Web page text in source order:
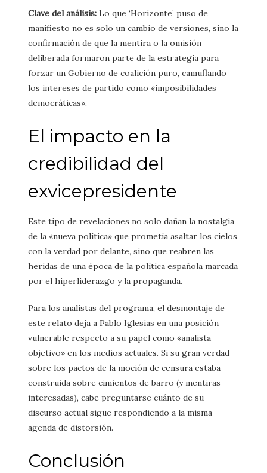
Clave del análisis: Lo que ‘Horizonte’ puso de
manifiesto no es solo un cambio de versiones, sino la
confirmación de que la mentira o la omisión
deliberada formaron parte de la estrategia para
forzar un Gobierno de coalición puro, camuflando
los intereses de partido como «imposibilidades
democráticas».
El impacto en la
credibilidad del
exvicepresidente
Este tipo de revelaciones no solo dañan la nostalgia
de la «nueva política» que prometía asaltar los cielos
con la verdad por delante, sino que reabren las
heridas de una época de la política española marcada
por el hiperliderazgo y la propaganda.
Para los analistas del programa, el desmontaje de
este relato deja a Pablo Iglesias en una posición
vulnerable respecto a su papel como «analista
objetivo» en los medios actuales. Si su gran verdad
sobre los pactos de la moción de censura estaba
construida sobre cimientos de barro (y mentiras
interesadas), cabe preguntarse cuánto de su
discurso actual sigue respondiendo a la misma
agenda de distorsión.
Conclusión